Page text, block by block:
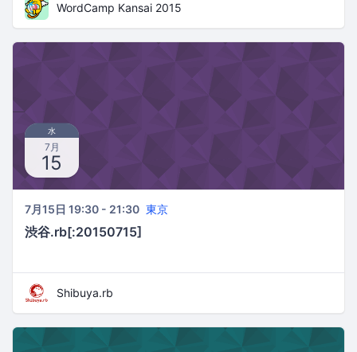
WordCamp Kansai 2015
水
7月
15
7月15日 19:30 - 21:30 東京
渋谷.rb[:20150715]
Shibuya.rb